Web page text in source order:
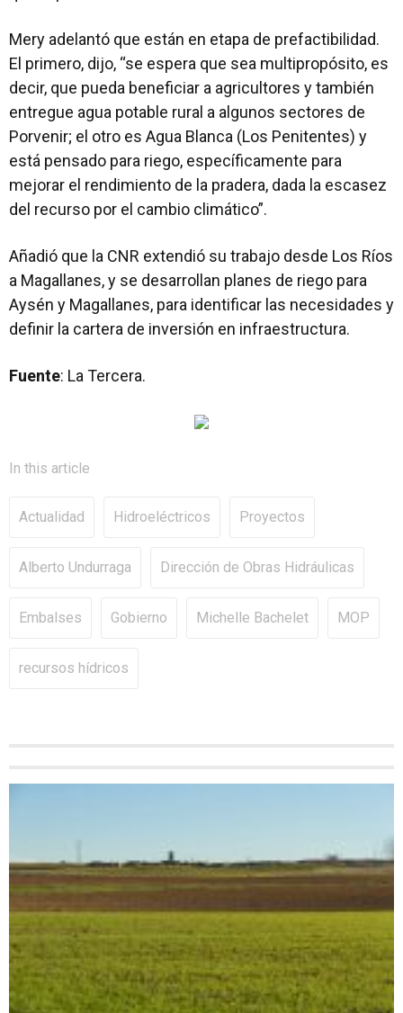
Mery adelantó que están en etapa de prefactibilidad.
El primero, dijo, “se espera que sea multipropósito, es
decir, que pueda beneficiar a agricultores y también
entregue agua potable rural a algunos sectores de
Porvenir; el otro es Agua Blanca (Los Penitentes) y
está pensado para riego, específicamente para
mejorar el rendimiento de la pradera, dada la escasez
del recurso por el cambio climático”.
Añadió que la CNR extendió su trabajo desde Los Ríos
a Magallanes, y se desarrollan planes de riego para
Aysén y Magallanes, para identificar las necesidades y
definir la cartera de inversión en infraestructura.
Fuente: La Tercera.
In this article
Actualidad Hidroeléctricos Proyectos
Alberto Undurraga Dirección de Obras Hidráulicas
Embalses Gobierno Michelle Bachelet MOP
recursos hídricos